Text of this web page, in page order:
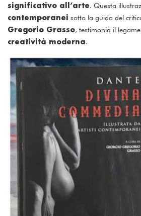
significativo all’arte. Questa
contemporanei sotto la guida del
Gregorio Grasso, testimonia il
creatività moderna.